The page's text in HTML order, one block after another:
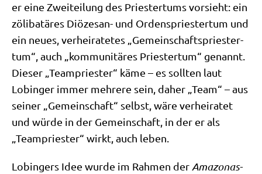
er eine Zwei­tei­lung des Prie­ster­tums vor­sieht: ein
zöli­ba­t­ä­res Diö­ze­san- und Ordens­prie­ster­tum und
ein neu­es, ver­hei­ra­te­tes „Gemein­schafts­prie­ster­
tum“, auch „kom­mu­ni­tä­res Prie­ster­tum“ genannt.
Die­ser „Team­prie­ster“ käme – es soll­ten laut
Lobin­ger immer meh­re­re sein, daher „Team“ – aus
sei­ner „Gemein­schaft“ selbst, wäre ver­hei­ra­tet
und wür­de in der Gemein­schaft, in der er als
„Team­prie­ster“ wirkt, auch leben.
Lobin­gers Idee wur­de im Rah­men der Ama­zo­nas-